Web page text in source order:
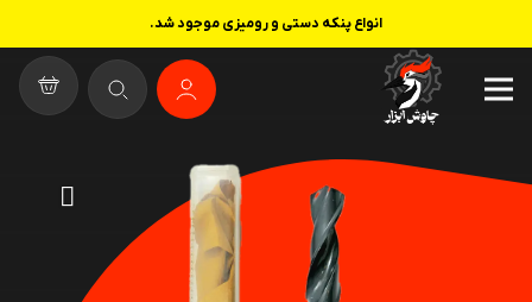
انواع پنکه دستی و رومیزی موجود شد.